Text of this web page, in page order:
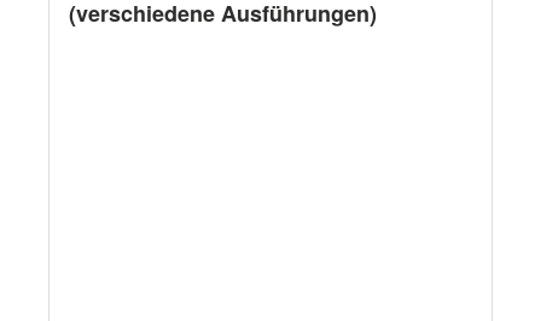
(verschiedene Ausführungen)